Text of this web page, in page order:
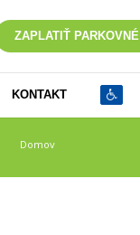
ZAPLATIŤ PARKOVNÉ
KONTAKT
Domov